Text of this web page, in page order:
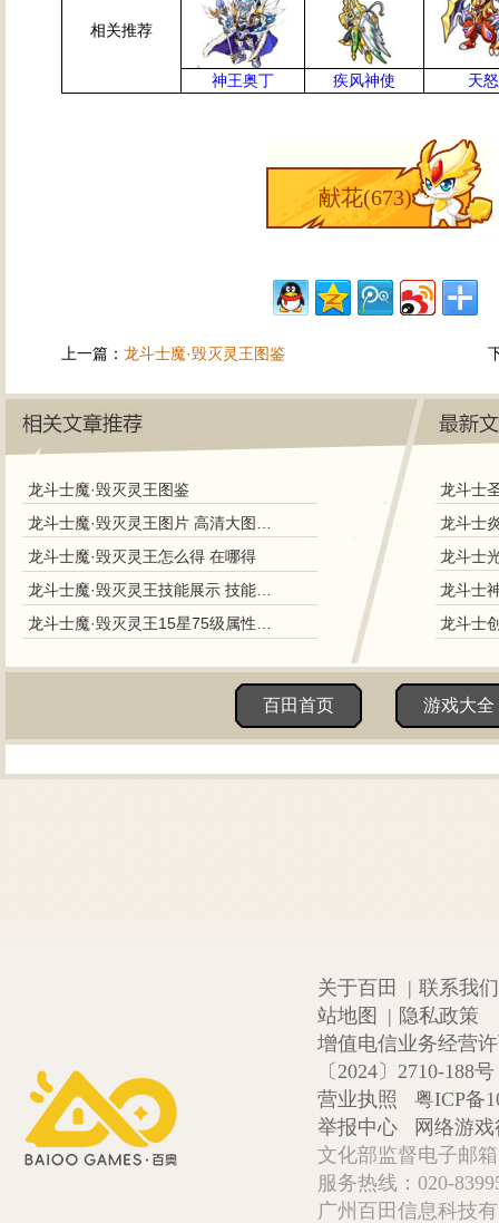
相关推荐
神王奥丁 疾风神使 天怒
献花(673)
上一篇： 龙斗士魔·毁灭灵王图鉴
龙斗士魔·毁灭灵王图鉴
龙斗士魔·毁灭灵王图片 高清大图欣赏
龙斗士魔·毁灭灵王怎么得 在哪得
龙斗士魔·毁灭灵王技能展示 技能解析
龙斗士魔·毁灭灵王15星75级属性图 守护好不好
百田首页 游戏大全
关于百田 | 联系我们
站地图
| 隐私政策
增值电信业务经营
〔2024〕2710-188号
营业执照
粤ICP备
举报中心
网络游
文化部监督电子邮
服务热线：020-
广州百田信息科技